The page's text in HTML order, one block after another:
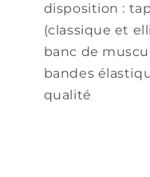
disposition :
(classique et
banc de
bandes
qualité